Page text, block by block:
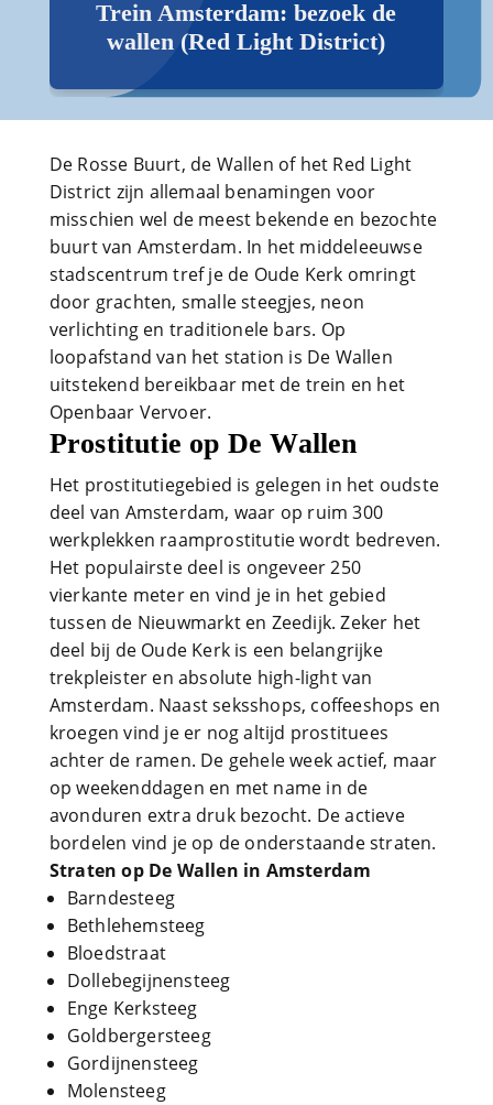
Trein Amsterdam: bezoek de
wallen (Red Light District)
De Rosse Buurt, de Wallen of het Red Light
District zijn allemaal benamingen voor
misschien wel de meest bekende en bezochte
buurt van Amsterdam. In het middeleeuwse
stadscentrum tref je de Oude Kerk omringt
door grachten, smalle steegjes, neon
verlichting en traditionele bars. Op
loopafstand van het station is De Wallen
uitstekend bereikbaar met de trein en het
Openbaar Vervoer.
Prostitutie op De Wallen
Het prostitutiegebied is gelegen in het oudste
deel van Amsterdam, waar op ruim 300
werkplekken raamprostitutie wordt bedreven.
Het populairste deel is ongeveer 250
vierkante meter en vind je in het gebied
tussen de Nieuwmarkt en Zeedijk. Zeker het
deel bij de Oude Kerk is een belangrijke
trekpleister en absolute high-light van
Amsterdam. Naast seksshops, coffeeshops en
kroegen vind je er nog altijd prostituees
achter de ramen. De gehele week actief, maar
op weekenddagen en met name in de
avonduren extra druk bezocht. De actieve
bordelen vind je op de onderstaande straten.
Straten op De Wallen in Amsterdam
Barndesteeg
Bethlehemsteeg
Bloedstraat
Dollebegijnensteeg
Enge Kerksteeg
Goldbergersteeg
Gordijnensteeg
Molensteeg